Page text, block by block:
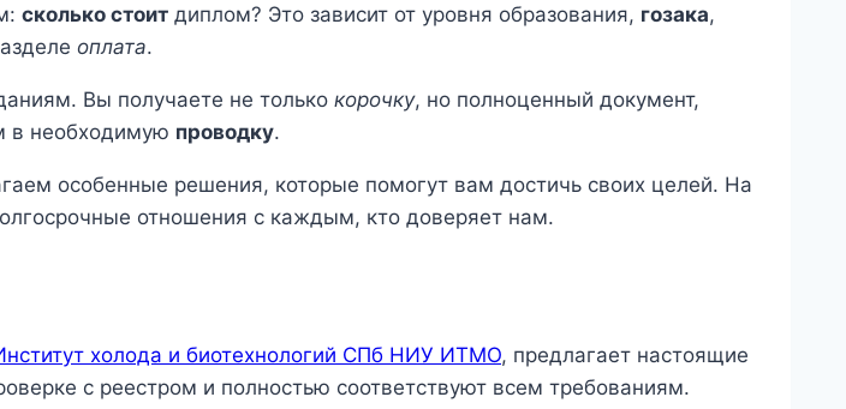
сколько стоит диплом? Это зависит от уровня образования, гозака,
оплата.
Вы получаете не только корочку, но полноценный документ,
в необходимую проводку.
особенные решения, которые помогут вам достичь своих целей. На
отношения с каждым, кто доверяет нам.
холода и биотехнологий СПб НИУ ИТМО, предлагает настоящие
с реестром и полностью соответствуют всем требованиям.